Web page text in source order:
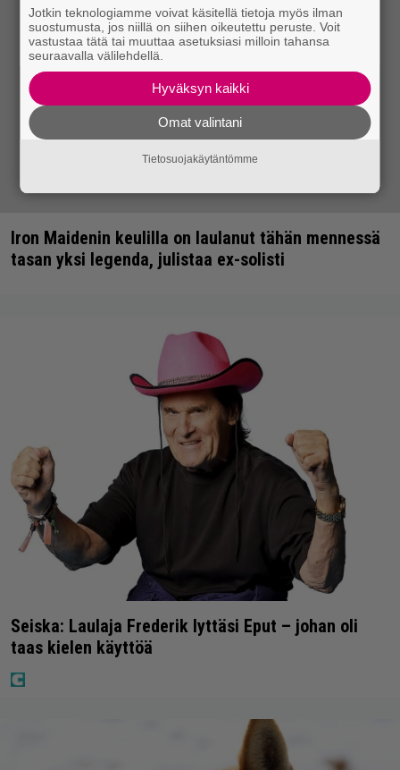
Iron Maidenin keulilla on laulanut tähän mennessä
tasan yksi legenda, julistaa ex-solisti
Seiska: Laulaja Frederik lyttäsi Eput – johan oli
taas kielen käyttöä
Jotkin teknologiamme voivat käsitellä tietoja myös ilman
suostumusta, jos niillä on siihen oikeutettu peruste. Voit
vastustaa tätä tai muuttaa asetuksiasi milloin tahansa
seuraavalla välilehdellä.
Hyväksyn kaikki
Omat valintani
Tietosuojakäytäntömme